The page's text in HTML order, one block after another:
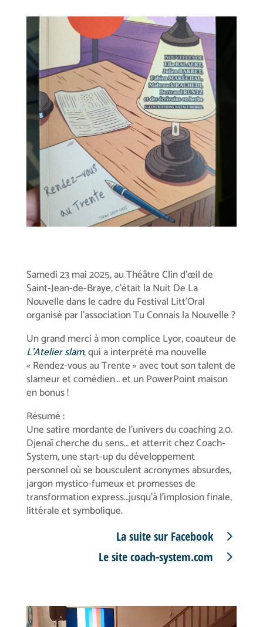
Samedi 23 mai 2025, au Théâtre Clin d’œil de
Saint-Jean-de-Braye, c’était la Nuit De La
Nouvelle dans le cadre du Festival Litt’Oral
organisé par l’association Tu Connais la Nouvelle ?
Un grand merci à mon complice Lyor, coauteur de
L’Atelier slam, qui a interprété ma nouvelle
« Rendez-vous au Trente » avec tout son talent de
slameur et comédien… et un PowerPoint maison
en bonus !
Résumé :
Une satire mordante de l’univers du coaching 2.0.
Djenaï cherche du sens… et atterrit chez Coach-
System, une start-up du développement
personnel où se bousculent acronymes absurdes,
jargon mystico-fumeux et promesses de
transformation express…jusqu’à l’implosion finale,
littérale et symbolique.
La suite sur Facebook
Le site coach-system.com